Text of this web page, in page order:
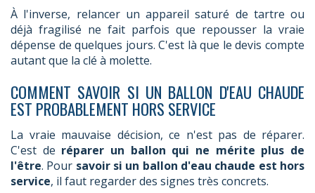
À l'inverse, relancer un appareil saturé de tartre ou
déjà fragilisé ne fait parfois que repousser la vraie
dépense de quelques jours. C'est là que le devis compte
autant que la clé à molette.
COMMENT SAVOIR SI UN BALLON D'EAU CHAUDE
EST PROBABLEMENT HORS SERVICE
La vraie mauvaise décision, ce n'est pas de réparer.
C'est de réparer un ballon qui ne mérite plus de
l'être. Pour savoir si un ballon d'eau chaude est hors
service, il faut regarder des signes très concrets.